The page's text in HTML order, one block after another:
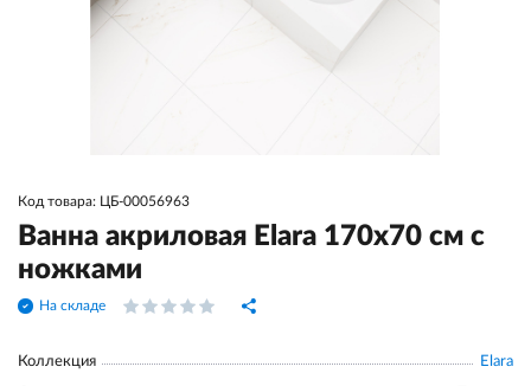
Код товара: ЦБ-00056963
Ванна акриловая Elara 170х70 см с
ножками
На складе
Коллекция Elara